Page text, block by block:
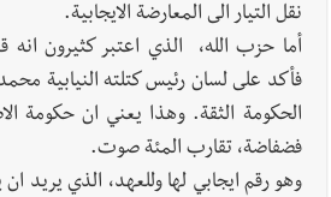
نقل التيار الى المعارضة الايجابية.
أما حزب الله، الذي اعتبر كثيرون
فأكد على لسان رئيس كتلته النيابية
الحكومة الثقة. وهذا يعني ان حكومة
فضفاضة، تقارب المئة صوت.
وهو رقم ايجابي لها وللعهد، الذي يريد